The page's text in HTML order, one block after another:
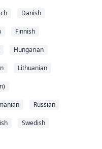
Danish
Finnish
Hungarian
Lithuanian
Russian
Swedish